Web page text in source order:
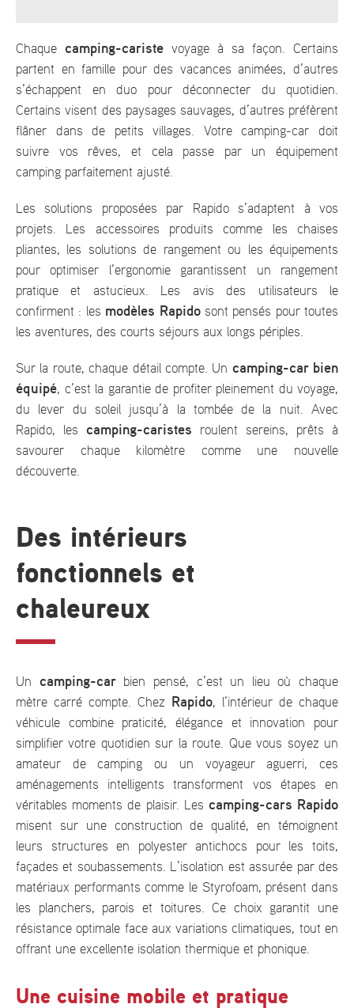
Chaque camping-cariste voyage à sa façon. Certains
partent en famille pour des vacances animées, d’autres
s’échappent en duo pour déconnecter du quotidien.
Certains visent des paysages sauvages, d’autres préfèrent
flâner dans de petits villages. Votre camping-car doit
suivre vos rêves, et cela passe par un équipement
camping parfaitement ajusté.
Les solutions proposées par Rapido s’adaptent à vos
projets. Les accessoires produits comme les chaises
pliantes, les solutions de rangement ou les équipements
pour optimiser l’ergonomie garantissent un rangement
pratique et astucieux. Les avis des utilisateurs le
confirment : les modèles Rapidosont pensés pour toutes
les aventures, des courts séjours aux longs périples.
Sur la route, chaque détail compte. Un camping-car bien
équipé, c’est la garantie de profiter pleinement du voyage,
du lever du soleil jusqu’à la tombée de la nuit. Avec
Rapido, les camping-caristes roulent sereins, prêts à
savourer chaque kilomètre comme une nouvelle
découverte.
Des intérieurs
fonctionnels et
chaleureux
Un camping-carbien pensé, c’est un lieu où chaque
mètre carré compte. Chez
Rapido, l’intérieur de chaque
véhicule combine praticité, élégance et innovation pour
simplifier votre quotidien sur la route. Que vous soyez un
amateur de camping ou un voyageur aguerri, ces
aménagements intelligents transforment vos étapes en
véritables moments de plaisir.
Les camping-cars Rapido
misent sur une construction de qualité, en témoignent
leurs structures en polyester antichocs pour les toits,
façades et soubassements. L’isolation est assurée par des
matériaux performants comme le Styrofoam, présent dans
les planchers, parois et toitures. Ce choix garantit une
résistance optimale face aux variations climatiques, tout en
offrant une excellente isolation thermique et phonique.
Une cuisine mobile et pratique